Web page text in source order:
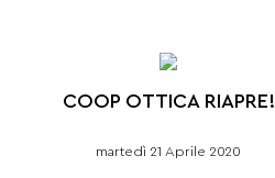
COOP OTTICA RIAPRE!
martedì 21 Aprile 2020